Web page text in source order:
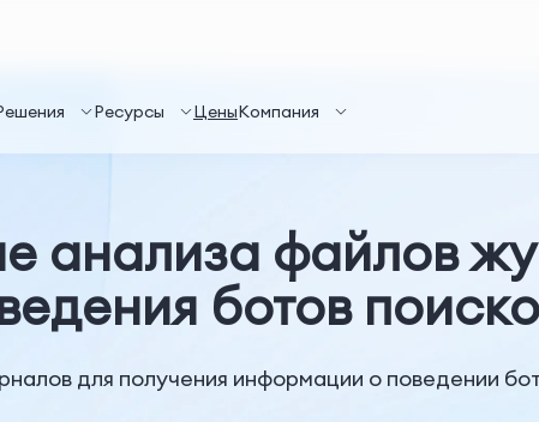
Ресурсы ЦеныКомпания
анализа файлов
ботов
для получения информации о поведении